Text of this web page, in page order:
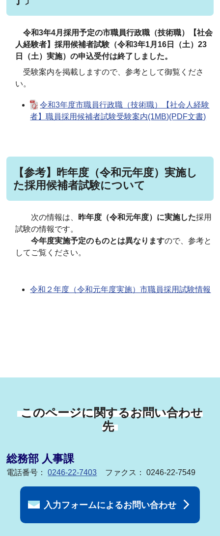
令和3年4月採用予定の市職員行政職（技術職）【社会
人経験者】採用候補者試験（令和3年1月16日（土）23
日（土）実施）の申込受付は終了しました。
受験案内を掲載しますので、参考として御覧くださ
い。
令和3年度市職員行政職（技術職）【社会人経験
者】職員採用候補者試験受験案内(1MB)(PDF文書)
【参考】昨年度（令和元年度）実施し
た採用候補者試験について
次の情報は、 昨年度（令和元年度）に実施した採用
試験の情報です。
今年度実施予定のものとは異なりますので、参考と
してご覧ください。
令和２年度（令和元年度実施）市職員採用試験情報
このページに関するお問い合わせ
先
総務部 人事課
電話番号：0246-22-7403 ファクス： 0246-22-7549
入力フォームによるお問い合わせ